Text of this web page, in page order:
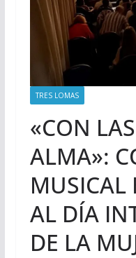
TRES LOMAS
«CON
ALMA»:
MUSICAL
AL DÍA
DE LA